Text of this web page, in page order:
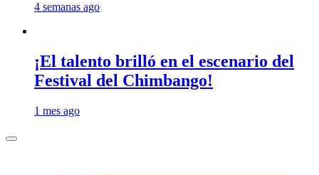
4 semanas ago
¡El talento brilló en el escenario del
Festival del Chimbango!
1 mes ago